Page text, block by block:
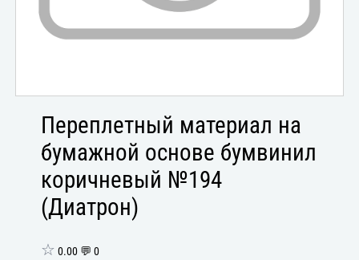
Переплетный материал на
бумажной основе бумвинил
коричневый №194
(Диатрон)
☆ 0.00 💬 0